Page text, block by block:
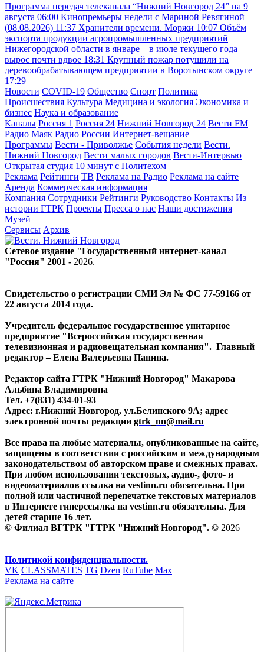
Программа передач телеканала “Нижний Новгород 24” на 9
августа 06:00 Кинопремьеры недели с Мариной Ревягиной
(08.08.2026) 11:37 Хранители времени. Моржи 10:07 Объём
экспорта продукции агропромышленных предприятий
Нижегородской области в январе – в июле текущего года
вырос почти вдвое 18:31 Крупный пожар потушили на
деревообрабатывающем предприятии в Воротынском округе
17:29
Новости COVID-19 Общество Спорт Политика
Происшествия Культура Медицина и экология Экономика и
бизнес Наука и образование
Каналы Россия 1 Россия 24 Нижний Новгород 24 Вести FM
Радио Маяк Радио России Интернет-вещание
Программы Вести - Приволжье События недели Вести.
Нижний Новгород Вести малых городов Вести-Интервью
Открытая студия 10 минут с Политехом
Реклама Рейтинги ТВ Реклама на Радио Реклама на сайте
Аренда Коммерческая информация
Компания Сотрудники Рейтинги Руководство Контакты Из
истории ГТРК Проекты Пресса о нас Наши достижения
Музей
Сервисы Архив
Сетевое издание "Государственный интернет-канал
"Россия" 2001 - 2026.
Свидетельство о регистрации СМИ Эл № ФС 77-59166 от
22 августа 2014 года.
Учредитель федеральное государственное унитарное
предприятие "Всероссийская государственная
телевизионная и радиовещательная компания". Главный
редактор – Елена Валерьевна Панина.
Редактор сайта ГТРК "Нижний Новгород" Макарова
Альбина Владимировна
Тел. +7(831) 434-01-93
Адрес: г.Нижний Новгород, ул.Белинского 9А; адрес
электронной почты редакции gtrk_nn@mail.ru
Все права на любые материалы, опубликованные на сайте,
защищены в соответствии с российским и международным
законодательством об авторском праве и смежных правах.
При любом использовании текстовых, аудио-, фото- и
видеоматериалов ссылка на vestinn.ru обязательна. При
полной или частичной перепечатке текстовых материалов
в Интернете гиперссылка на vestinn.ru обязательна. Для
детей старше 16 лет.
© Филиал ВГТРК "ГТРК "Нижний Новгород". © 2026
Политикой конфиденциальности.
VK CLASSMATES TG Dzen RuTube Max
Реклама на сайте